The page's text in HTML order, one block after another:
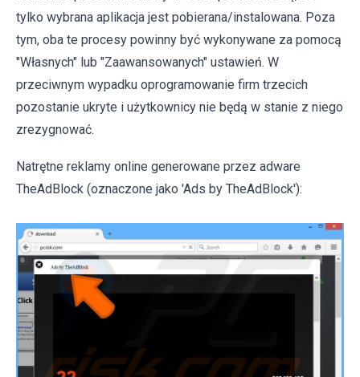
tylko wybrana aplikacja jest pobierana/instalowana. Poza
tym, oba te procesy powinny być wykonywane za pomocą
"Własnych" lub "Zaawansowanych" ustawień. W
przeciwnym wypadku oprogramowanie firm trzecich
pozostanie ukryte i użytkownicy nie będą w stanie z niego
zrezygnować.
Natrętne reklamy online generowane przez adware
TheAdBlock (oznaczone jako 'Ads by TheAdBlock'):